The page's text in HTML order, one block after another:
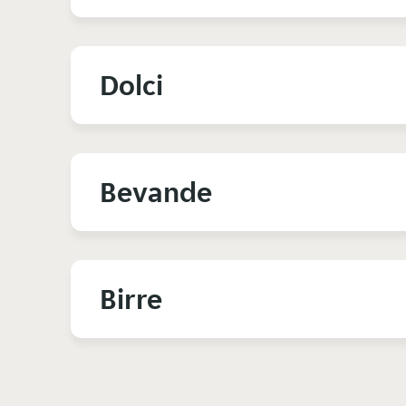
Dolci
Bevande
Birre